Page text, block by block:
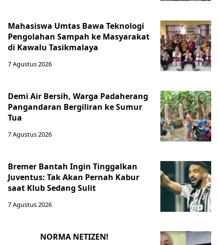
Mahasiswa Umtas Bawa Teknologi
Pengolahan Sampah ke Masyarakat
di Kawalu Tasikmalaya
7 Agustus 2026
Demi Air Bersih, Warga Padaherang
Pangandaran Bergiliran ke Sumur
Tua
7 Agustus 2026
Bremer Bantah Ingin Tinggalkan
Juventus: Tak Akan Pernah Kabur
saat Klub Sedang Sulit
7 Agustus 2026
NORMA NETIZEN!